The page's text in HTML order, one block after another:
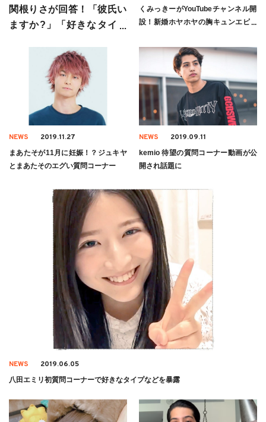
関根りさが回答！「彼氏い
ますか?」「好きなタイプ
くみっきーがYouTubeチャンネル開
設！新婚ホヤホヤの胸キュンエピソ
NEWS 2019.11.27
まあたそが11月に妊娠！？ジュキヤ
とまあたそのエグい質問コーナー
NEWS 2019.09.11
kemio 待望の質問コーナー動画が公
開され話題に
NEWS 2019.06.05
八田エミリ初質問コーナーで好きなタイプなどを暴露